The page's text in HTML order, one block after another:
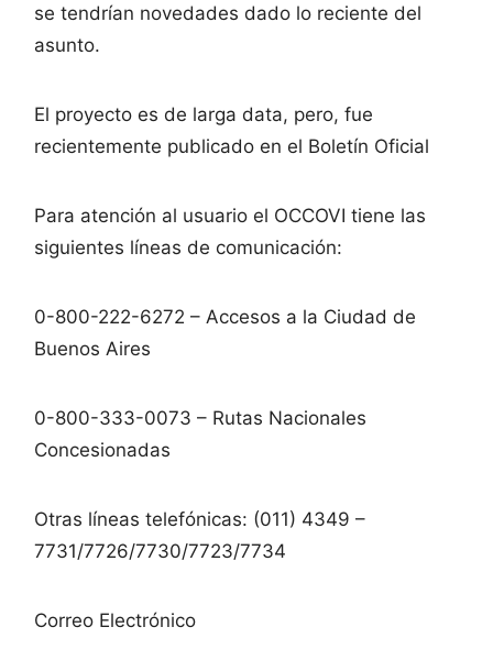
se tendrían novedades dado lo reciente del
asunto.
El proyecto es de larga data, pero, fue
recientemente publicado en el Boletín Oficial
Para atención al usuario el OCCOVI tiene las
siguientes líneas de comunicación:
0-800-222-6272 – Accesos a la Ciudad de
Buenos Aires
0-800-333-0073 – Rutas Nacionales
Concesionadas
Otras líneas telefónicas: (011) 4349 –
7731/7726/7730/7723/7734
Correo Electrónico